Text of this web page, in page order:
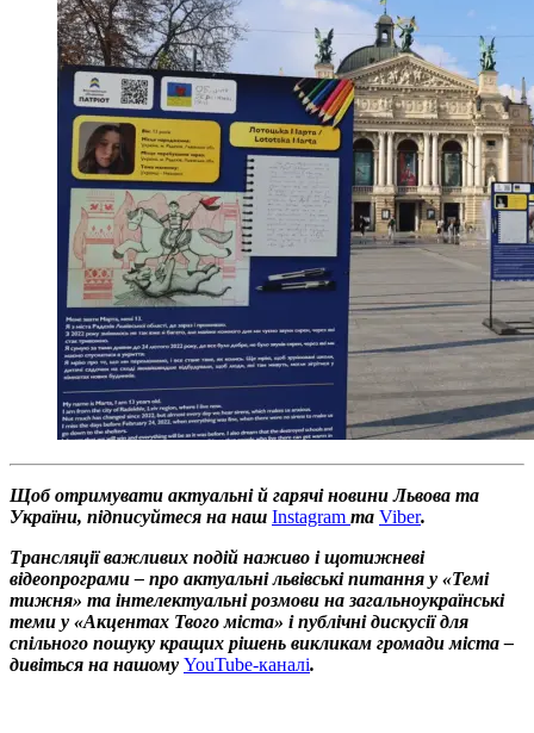
Щоб отримувати актуальні й гарячі новини Львова та
України, підписуйтеся на наш Instagram та Viber.
Трансляції важливих подій наживо і щотижневі
відеопрограми – про актуальні львівські питання у «Темі
тижня» та інтелектуальні розмови на загальноукраїнські
теми у «Акцентах Твого міста» і публічні дискусії для
спільного пошуку кращих рішень викликам громади міста –
дивіться на нашому YouTube-каналі.